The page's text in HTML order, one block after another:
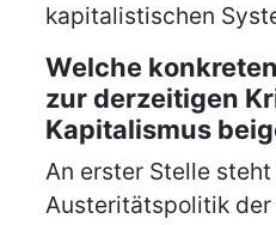
kapitalistischen
Welche
zur derzeitigen
Kapitalismus
An erster Stelle
Austeritätspolitik der